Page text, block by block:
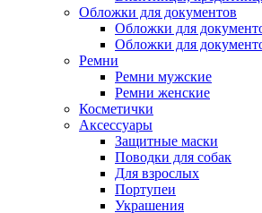
Обложки для документов
Обложки для
Обложки для
Ремни
Ремни мужские
Ремни женские
Косметички
Аксессуары
Защитные маски
Поводки для собак
Для взрослых
Портупеи
Украшения